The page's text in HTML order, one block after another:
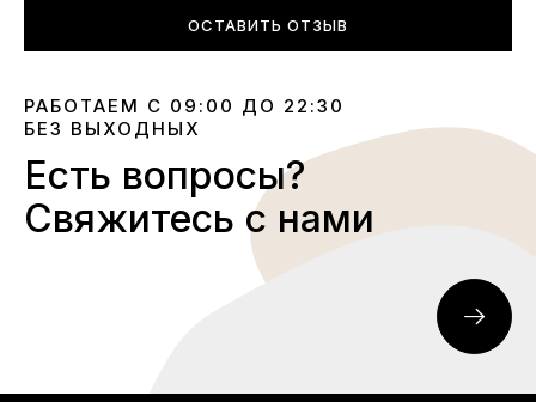
ОСТАВИТЬ ОТЗЫВ
РАБОТАЕМ С 09:00 ДО 22:30
БЕЗ ВЫХОДНЫХ
Есть вопросы?
Свяжитесь с нами